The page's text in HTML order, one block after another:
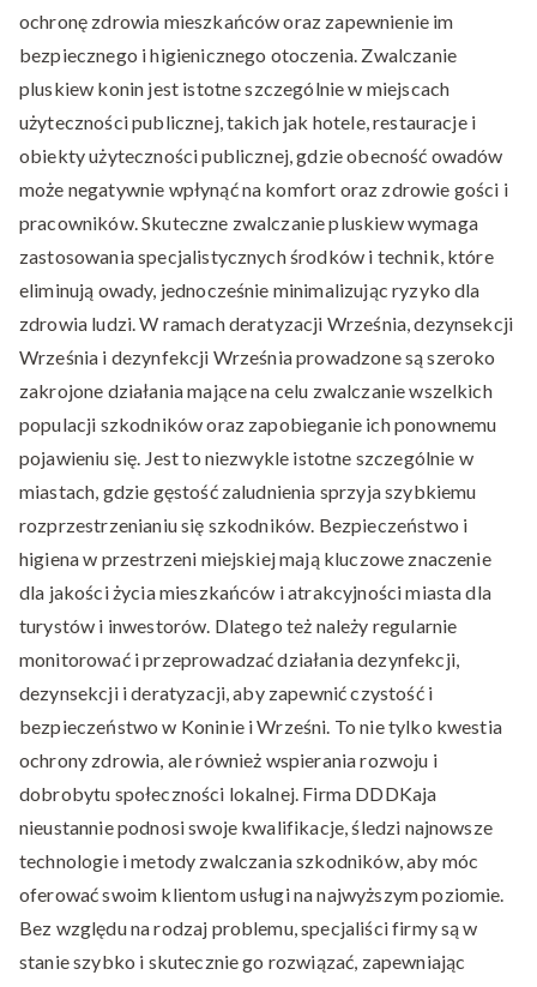
ochronę zdrowia mieszkańców oraz zapewnienie im
bezpiecznego i higienicznego otoczenia. Zwalczanie
pluskiew konin jest istotne szczególnie w miejscach
użyteczności publicznej, takich jak hotele, restauracje i
obiekty użyteczności publicznej, gdzie obecność owadów
może negatywnie wpłynąć na komfort oraz zdrowie gości i
pracowników. Skuteczne zwalczanie pluskiew wymaga
zastosowania specjalistycznych środków i technik, które
eliminują owady, jednocześnie minimalizując ryzyko dla
zdrowia ludzi. W ramach deratyzacji Września, dezynsekcji
Września i dezynfekcji Września prowadzone są szeroko
zakrojone działania mające na celu zwalczanie wszelkich
populacji szkodników oraz zapobieganie ich ponownemu
pojawieniu się. Jest to niezwykle istotne szczególnie w
miastach, gdzie gęstość zaludnienia sprzyja szybkiemu
rozprzestrzenianiu się szkodników. Bezpieczeństwo i
higiena w przestrzeni miejskiej mają kluczowe znaczenie
dla jakości życia mieszkańców i atrakcyjności miasta dla
turystów i inwestorów. Dlatego też należy regularnie
monitorować i przeprowadzać działania dezynfekcji,
dezynsekcji i deratyzacji, aby zapewnić czystość i
bezpieczeństwo w Koninie i Wrześni. To nie tylko kwestia
ochrony zdrowia, ale również wspierania rozwoju i
dobrobytu społeczności lokalnej. Firma DDDKaja
nieustannie podnosi swoje kwalifikacje, śledzi najnowsze
technologie i metody zwalczania szkodników, aby móc
oferować swoim klientom usługi na najwyższym poziomie.
Bez względu na rodzaj problemu, specjaliści firmy są w
stanie szybko i skutecznie go rozwiązać, zapewniając